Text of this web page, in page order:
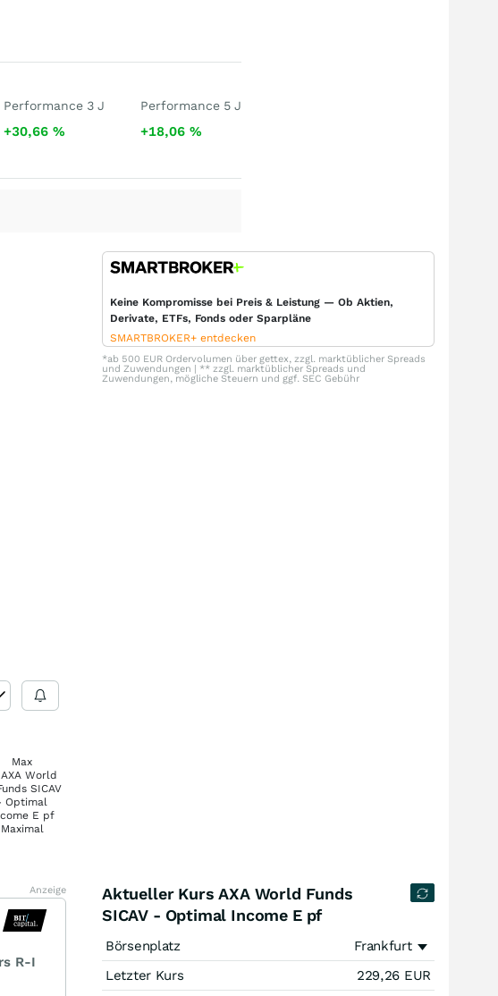
Performance 3 J
+30,66%
Performance 5 J
+18,06 %
Max
Keine Kompromisse bei Preis & Leistung — Ob Aktien,
Derivate, ETFs, Fonds oder Sparpläne
SMARTBROKER+ entdecken
*ab 500 EUR Ordervolumen über gettex, zzgl. marktüblicher Spreads
und Zuwendungen | ** zzgl. marktüblicher Spreads und
Zuwendungen, mögliche Steuern und ggf. SEC Gebühr
Anzeige
R-I
Aktueller Kurs AXA World Funds
SICAV - Optimal Income E pf
Börsenplatz
Frankfurt
Letzter Kurs
229,26 EUR